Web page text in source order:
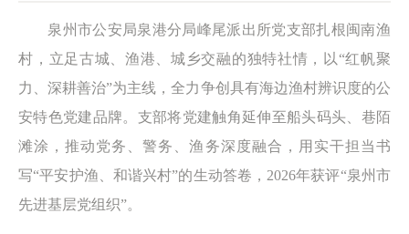
泉州市公安局泉港分局峰尾派出所党支部扎根闽南渔
村，立足古城、渔港、城乡交融的独特社情，以“红帆聚
力、深耕善治”为主线，全力争创具有海边渔村辨识度的公
安特色党建品牌。支部将党建触角延伸至船头码头、巷陌
滩涂，推动党务、警务、渔务深度融合，用实干担当书
写“平安护渔、和谐兴村”的生动答卷，2026年获评“泉州市
先进基层党组织”。